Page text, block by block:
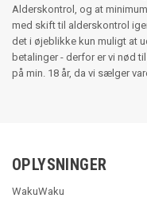
Alderskontrol, og at
med skift til alderskontrol
det i øjeblikke kun muligt at
betalinger - derfor er vi nød
på min. 18 år, da vi sælger
OPLYSNINGER
WakuWaku